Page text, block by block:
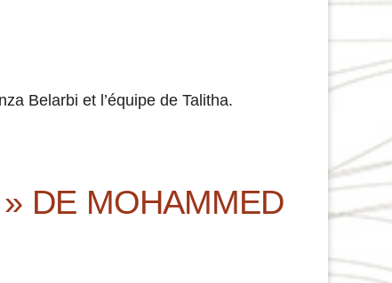
Belarbi et l’équipe de Talitha.
DE MOHAMMED